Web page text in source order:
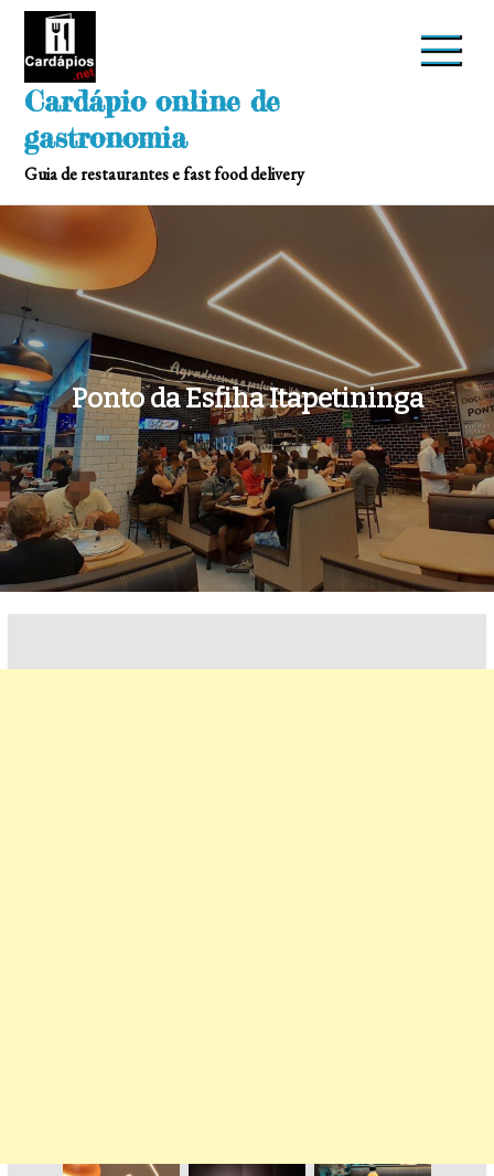
Skip
Cardápio online de
gastronomia
Guia de restaurantes e fast food delivery
Ponto da Esfiha Itapetininga